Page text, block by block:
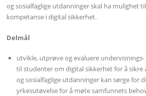
og sosialfaglige utdanninger skal ha mulighet
kompetanse i digital sikkerhet.
Delmål
utvikle, utprøve og evaluere
til studenter om digital sikkerhet for å sikre
og sosialfaglige utdanninger kan sørge for
yrkesutøvelse for å møte samfunnets